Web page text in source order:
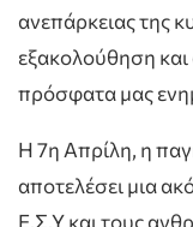
ανεπάρκειας της
εξακολούθηση
πρόσφατα μας
Η 7η Απρίλη, η
αποτελέσει μια
Ε.Σ.Υ και τους